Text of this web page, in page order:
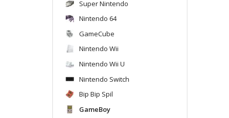
Super Nintendo
Nintendo 64
GameCube
Nintendo Wii
Nintendo Wii U
Nintendo Switch
Bip Bip Spil
GameBoy